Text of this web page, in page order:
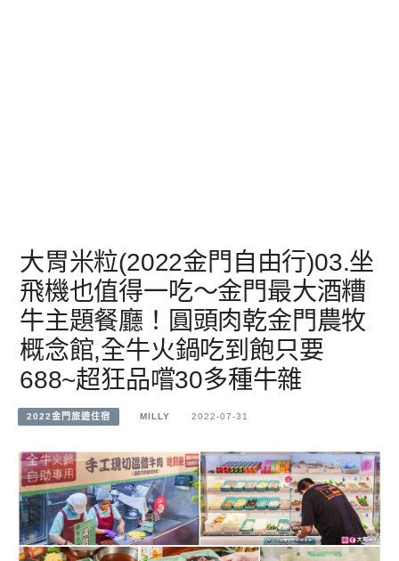
大胃米粒(2022金門自由行)03.坐
飛機也值得一吃～金門最大酒糟
牛主題餐廳！圓頭肉乾金門農牧
概念館,全牛火鍋吃到飽只要
688~超狂品嚐30多種牛雜
2022金門旅遊住宿 MILLY 2022-07-31